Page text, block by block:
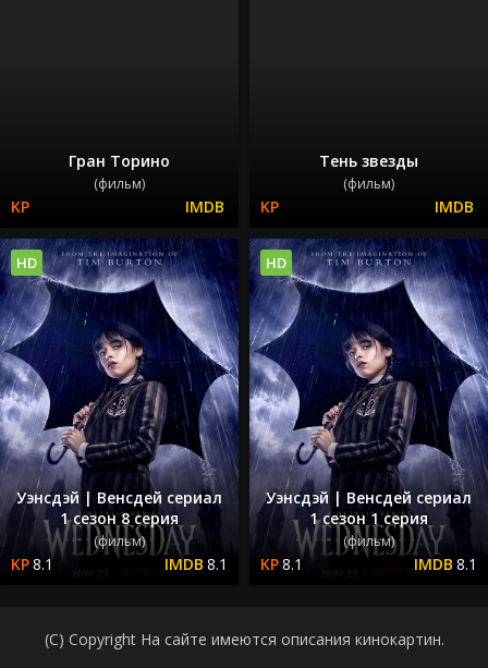
Гран Торино
(фильм)
Тень звезды
(фильм)
Уэнсдэй | Венсдей сериал
1 сезон 8 серия
(фильм)
8.1 8.1
HD
Уэнсдэй | Венсдей сериал
1 сезон 1 серия
(фильм)
8.1 8.1
HD
(C) Copyright На сайте имеются описания кинокартин.